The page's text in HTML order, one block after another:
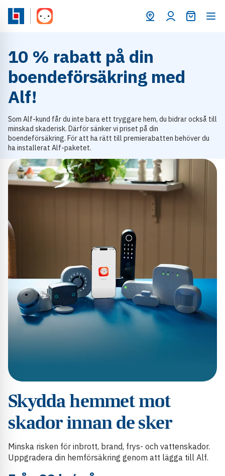
10 % rabatt på din
boendeförsäkring med
Alf!
Som Alf-kund får du inte bara ett tryggare hem, du bidrar också till
minskad skaderisk. Därför sänker vi priset på din
boendeförsäkring. För att ha rätt till premierabatten behöver du
ha installerat Alf-paketet.
Skydda hemmet mot
skador innan de sker
Minska risken för inbrott, brand, frys- och vattenskador.
Uppgradera din hemförsäkring genom att lägga till Alf.